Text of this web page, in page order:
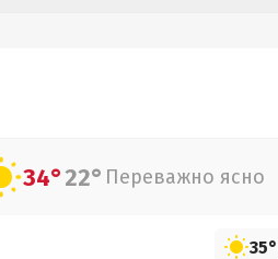
34°22° Переважно ясно
35°